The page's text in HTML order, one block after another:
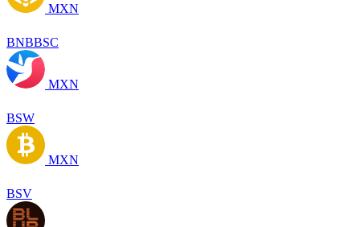
MXN
BNBBSC
MXN
BSW
MXN
BSV